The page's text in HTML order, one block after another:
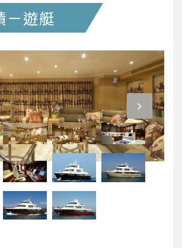
－遊艇